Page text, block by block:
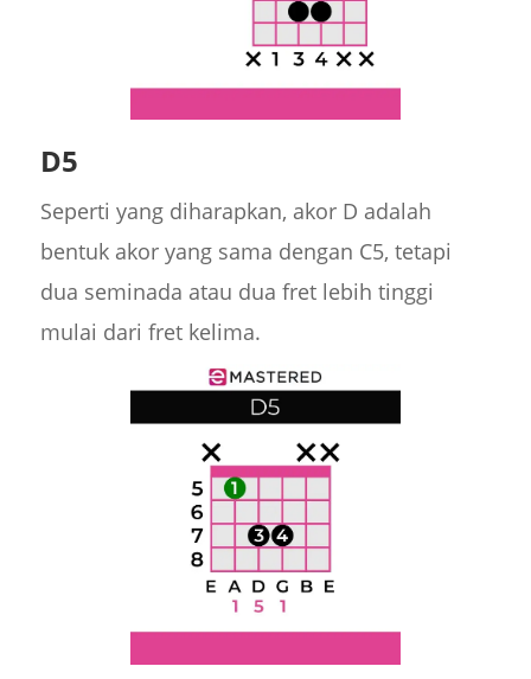
D5
Seperti yang diharapkan, akor D adalah
bentuk akor yang sama dengan C5, tetapi
dua seminada atau dua fret lebih tinggi
mulai dari fret kelima.